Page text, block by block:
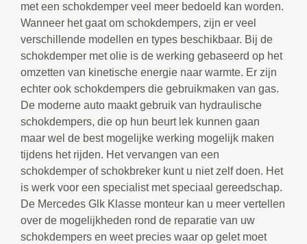
met een schokdemper veel meer bedoeld kan worden.
Wanneer het gaat om schokdempers, zijn er veel
verschillende modellen en types beschikbaar. Bij de
schokdemper met olie is de werking gebaseerd op het
omzetten van kinetische energie naar warmte. Er zijn
echter ook schokdempers die gebruikmaken van gas.
De moderne auto maakt gebruik van hydraulische
schokdempers, die op hun beurt lek kunnen gaan
maar wel de best mogelijke werking mogelijk maken
tijdens het rijden. Het vervangen van een
schokdemper of schokbreker kunt u niet zelf doen. Het
is werk voor een specialist met speciaal gereedschap.
De Mercedes Glk Klasse monteur kan u meer vertellen
over de mogelijkheden rond de reparatie van uw
schokdempers en weet precies waar op gelet moet